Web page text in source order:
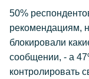
50%
рекомендациям,
блокировали
сообщении, - а
контролировать